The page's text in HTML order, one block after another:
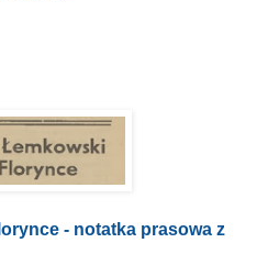
- notatka prasowa z